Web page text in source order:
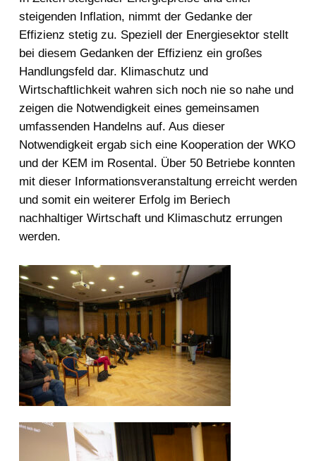
steigenden Inflation, nimmt der Gedanke der
Effizienz stetig zu. Speziell der Energiesektor stellt
bei diesem Gedanken der Effizienz ein großes
Handlungsfeld dar. Klimaschutz und
Wirtschaftlichkeit wahren sich noch nie so nahe und
zeigen die Notwendigkeit eines gemeinsamen
umfassenden Handelns auf. Aus dieser
Notwendigkeit ergab sich eine Kooperation der WKO
und der KEM im Rosental. Über 50 Betriebe konnten
mit dieser Informationsveranstaltung erreicht werden
und somit ein weiterer Erfolg im Beriech
nachhaltiger Wirtschaft und Klimaschutz errungen
werden.